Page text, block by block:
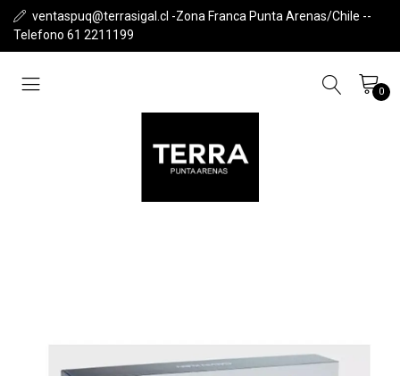
ventaspuq@terrasigal.cl -Zona Franca Punta Arenas/Chile --
Telefono 61 2211199
0